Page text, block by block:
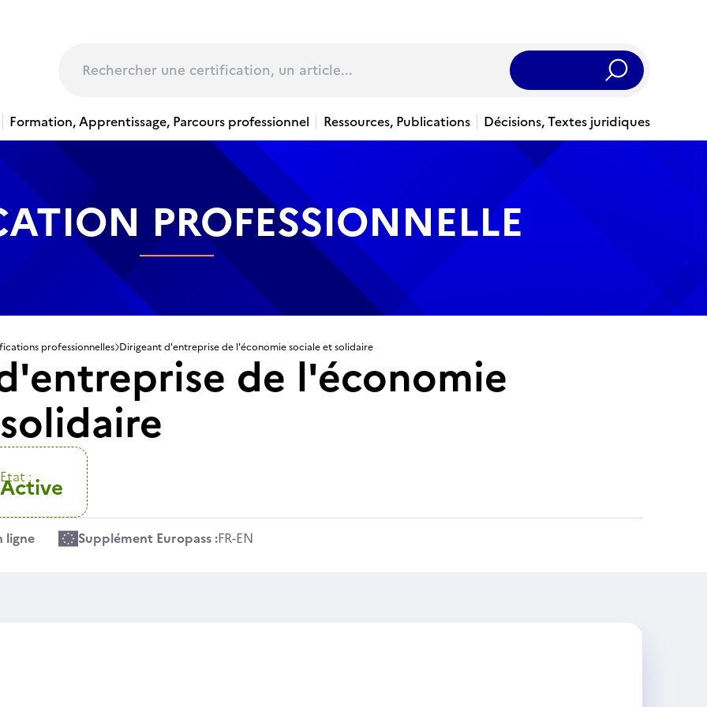
Rechercher
Formation, Apprentissage, Parcours professionnel Ressources, Publications Décisions, Textes juridiques
PROFESSIONNELLE
professionnelles Dirigeant d'entreprise de l'économie sociale et solidaire
de l'économie
Etat :
Active
ligne Supplément Europass :FR-EN